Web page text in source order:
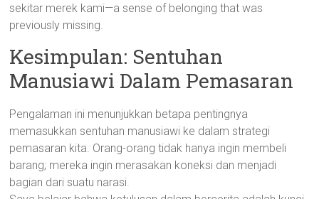
sekitar merek kami—a sense of belonging that was
previously missing.
Kesimpulan: Sentuhan
Manusiawi Dalam Pemasaran
Pengalaman ini menunjukkan betapa pentingnya
memasukkan sentuhan manusiawi ke dalam strategi
pemasaran kita. Orang-orang tidak hanya ingin membeli
barang; mereka ingin merasakan koneksi dan menjadi
bagian dari suatu narasi.